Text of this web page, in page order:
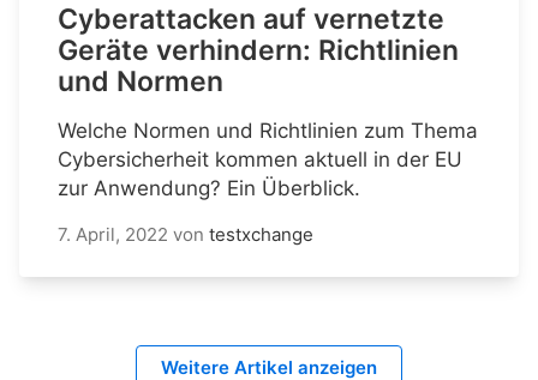
Cyberattacken auf vernetzte
Geräte verhindern: Richtlinien
und Normen
Welche Normen und Richtlinien zum Thema
Cybersicherheit kommen aktuell in der EU
zur Anwendung? Ein Überblick.
7. April, 2022 von testxchange
Weitere Artikel anzeigen